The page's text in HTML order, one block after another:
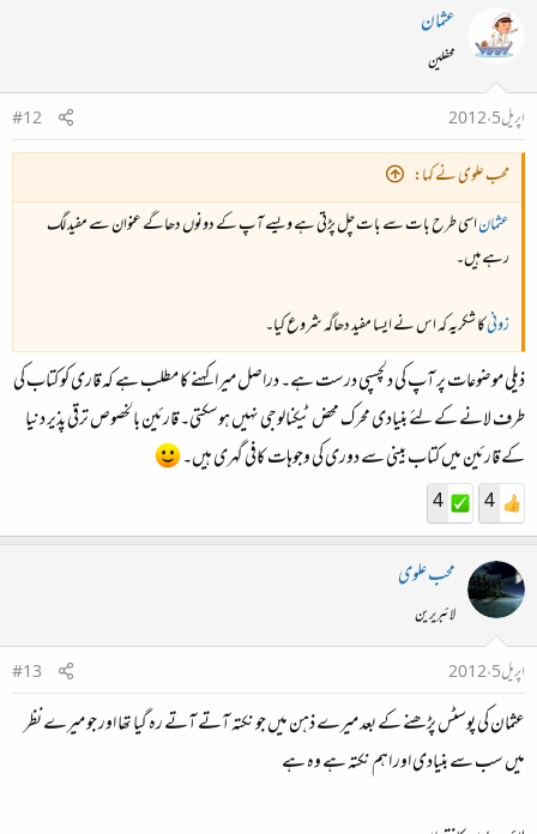
عثمان
محفلین
اپریل 5، 2012
#12
محب علوی نے کہا:
عثماناسی طرح بات سے بات چل پڑتی ہے ویسے آپ کے دونوں دھاگے عنوان سے مفید لگ
رہے ہیں۔
زونیکا شکریہ کہ اس نے ایسا مفید دھاگہ شروع کیا۔
ذیلی موضوعات پر آپ کی دلچسپی درست ہے۔ دراصل میرا کہنے کا مطلب ہے کہ قاری کو کتاب کی
طرف لانے کے لئے بنیادی محرک محض ٹیکنالوجی نہیں ہوسکتی۔ قارئین بالخصوص ترقی پذیر دنیا
کے قارئین میں کتاب بینی سے دوری کی وجوہات کافی گہری ہیں۔
4
4
محب علوی
لائبریرین
اپریل 5، 2012
#13
عثمان کی پوسٹس پڑھنے کے بعد میرے ذہن میں جو نکتہ آتے آتے رہ گیا تھا اور جو میرے نظر
میں سب سے بنیادی اور اہم نکتہ ہے وہ ہے